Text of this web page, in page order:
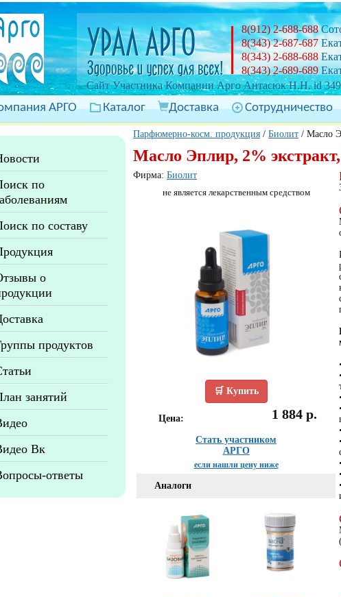
Cайт Участника Компании Арго Антасюк Н.Н. id
8(912) 2-688-688
8(343) 2-687-687
8(343) 2-688-688
8(343) 2-689-689
АРГО Каталог Доставка Сотрудничество
по
по составу
о
продуктов
занятий
Вк
ответы
Парфюмерно-косм. продукция / Биолит / Масло
Масло Эплир, 2%
Фирма: Биолит
не является лекарственным средством
🛒 Купить
Цена: 1 884 р.
Стать участником
АРГО
если нашли цену ниже
Аналоги